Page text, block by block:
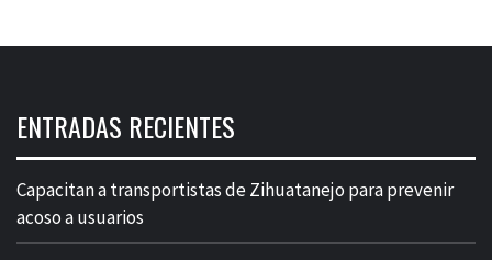
ENTRADAS RECIENTES
Capacitan a transportistas de Zihuatanejo para prevenir
acoso a usuarios